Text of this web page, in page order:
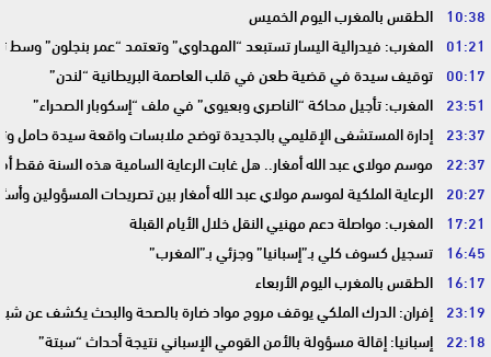
10:38 الطقس بالمغرب اليوم الخميس
01:21 المغرب: فيدرالية اليسار تستبعد “المهداوي” وتعتمد “عمر بنجلون”
00:17 توقيف سيدة في قضية طعن في قلب العاصمة البريطانية “لندن”
23:51 المغرب: تأجيل محاكة “الناصري وبعيوي” في ملف “إسكوبار الصحراء”
23:37 إدارة المستشفى الإقليمي بالجديدة توضح ملابسات واقعة سيدة حامل
22:37 موسم مولاي عبد الله أمغار.. هل غابت الرعاية السامية هذه السنة فقط
20:27 الرعاية الملكية لموسم مولاي عبد الله أمغار بين تصريحات المسؤولين
17:21 المغرب: مواصلة دعم مهنيي النقل خلال الأيام القبلة
16:45 تسجيل كسوف كلي بـ”إسبانيا” وجزئي بـ”المغرب”
16:17 الطقس بالمغرب اليوم الأربعاء
23:19 إفران: الدرك الملكي يوقف مروج مواد ضارة بالصحة والبحث يكشف عن
22:18 إسبانيا: إقالة مسؤولة بالأمن القومي الإسباني نتيجة أحداث “سبتة”